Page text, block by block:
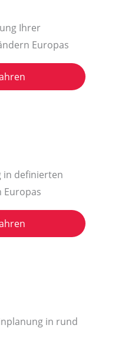
Ihrer
Europas
in definierten
Europas
in rund